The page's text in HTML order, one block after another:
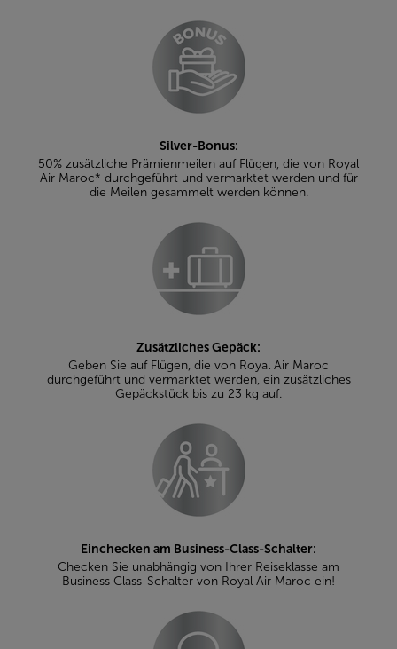
Silver-Bonus:
50% zusätzliche Prämienmeilen auf Flügen, die von Royal
Air Maroc* durchgeführt und vermarktet werden und für
die Meilen gesammelt werden können.
Zusätzliches Gepäck:
Geben Sie auf Flügen, die von Royal Air Maroc
durchgeführt und vermarktet werden, ein zusätzliches
Gepäckstück bis zu 23 kg auf.
Einchecken am Business-Class-Schalter:
Checken Sie unabhängig von Ihrer Reiseklasse am
Business Class-Schalter von Royal Air Maroc ein!